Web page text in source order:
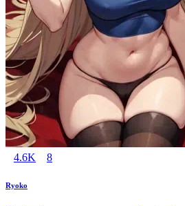
4.6K 8
Ryoko